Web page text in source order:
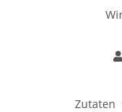
Zutaten